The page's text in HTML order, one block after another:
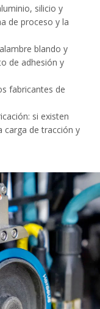
silicio y
de proceso y la
blando y
de adhesión y
fabricantes de
si existen
carga de tracción y